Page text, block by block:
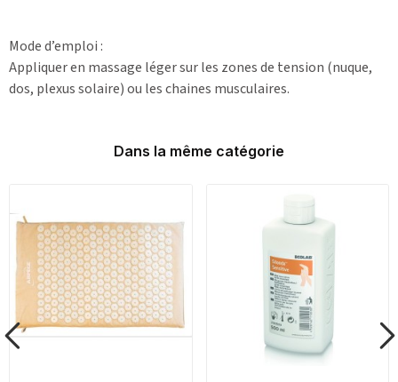
Mode d’emploi :
Appliquer en massage léger sur les zones de tension (nuque,
dos, plexus solaire) ou les chaines musculaires.
Dans la même catégorie